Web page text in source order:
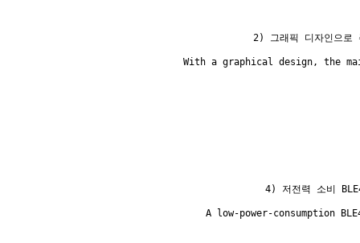
2) 그래픽 디자인으로
With a graphical design, the
4) 저전력 소비
A low-power-consumption